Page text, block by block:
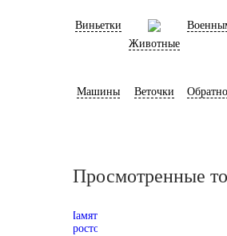
Виньетки
Животные
Машины Веточки
Просмотренные